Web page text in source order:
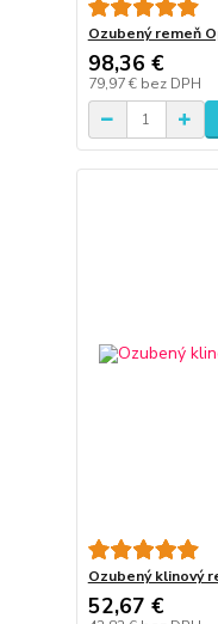
Ozubený remeň
98,36 €
79,97 € bez DPH
Ozubený klinový
52,67 €